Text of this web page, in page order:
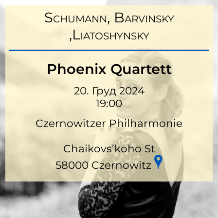
Schumann, Barvinsky
,Liatoshynsky
Phoenix Quartett
20. Груд 2024
19:00
Czernowitzer Philharmonie
Chaikovs’koho St
58000 Czernowitz